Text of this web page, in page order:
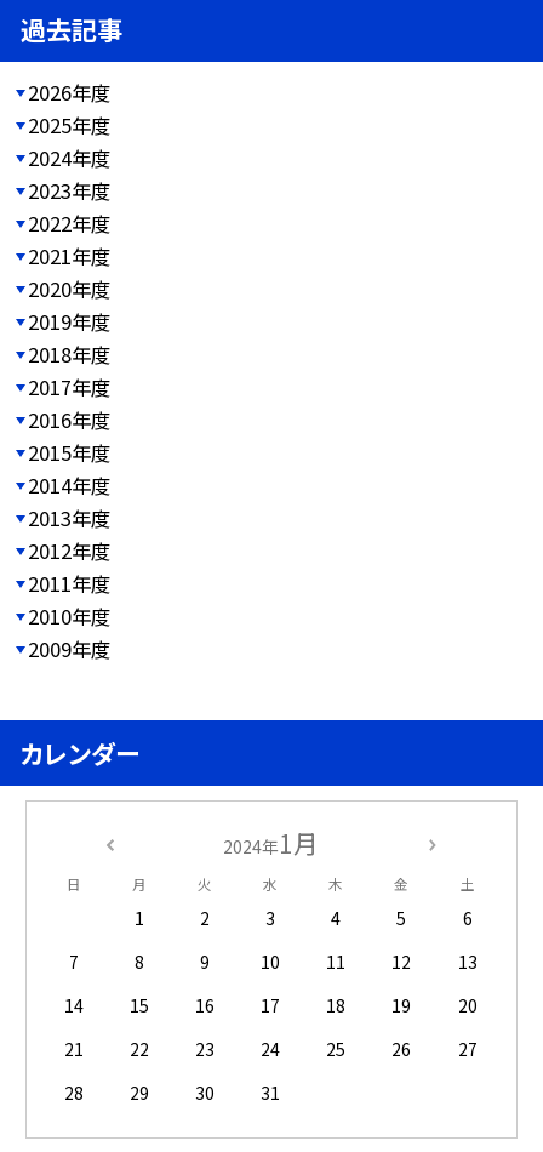
過去記事
2026年度
2025年度
2024年度
2023年度
2022年度
2021年度
2020年度
2019年度
2018年度
2017年度
2016年度
2015年度
2014年度
2013年度
2012年度
2011年度
2010年度
2009年度
カレンダー
2024年1月
日 月 火 水 木 金 土
1 2 3 4 5
6
7
8 9 10 11 12
13
14
15 16 17 18 19
20
21
22 23 24 25 26
27
28
29 30 31